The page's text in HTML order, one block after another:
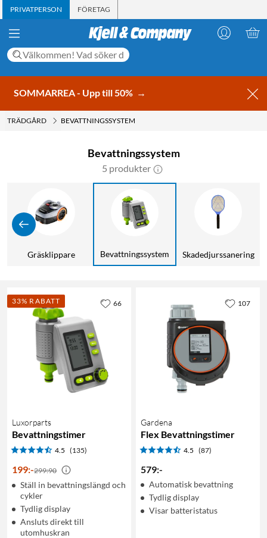
PRIVATPERSON FÖRETAG
SOMMARREA - Upp till 50% →
TRÄDGÅRD BEVATTNINGSSYSTEM
Bevattningssystem
5 produkter
Gräsklippare Bevattningssystem Skadedjurssanering
33% RABATT
Luxorparts
Bevattningstimer
4.5 (135)
199:-299:90
Ställ in bevattningslängd och
cykler
Tydlig display
Ansluts direkt till
utomhuskran
66
Gardena
Flex Bevattningstimer
4.5 (87)
579:-
Automatisk bevattning
Tydlig display
Visar batteristatus
107